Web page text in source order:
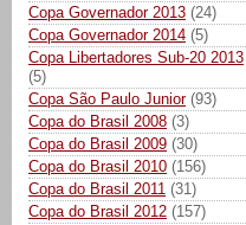
Copa Governador 2013 (24)
Copa Governador 2014 (5)
Copa Libertadores Sub-20 2013
(5)
Copa São Paulo Junior (93)
Copa do Brasil 2008 (3)
Copa do Brasil 2009 (30)
Copa do Brasil 2010 (156)
Copa do Brasil 2011 (31)
Copa do Brasil 2012 (157)